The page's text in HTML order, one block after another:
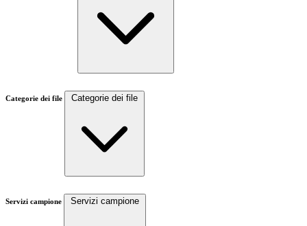
Categorie dei file Categorie dei file
Servizi campione Servizi campione